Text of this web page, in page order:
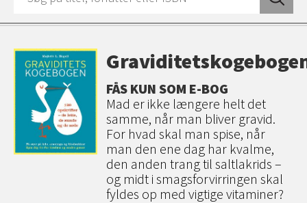
FÅS KUN SOM E-BOG
Mad er ikke længere helt det
samme, når man bliver gravid.
For hvad skal man spise, når
man den ene dag har kvalme,
den anden trang til saltlakrids –
og midt i smagsforvirringen skal
fyldes op med vigtige vitaminer?